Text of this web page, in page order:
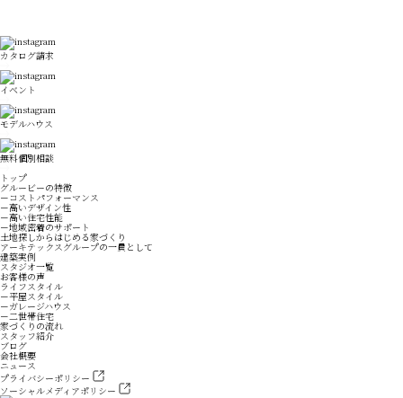
カタログ請求
イベント
モデルハウス
無料個別相談
トップ
グルービーの特徴
－コストパフォーマンス
－高いデザイン性
－高い住宅性能
－地域密着のサポート
土地探しからはじめる家づくり
アーキテックスグループの一員として
建築実例
スタジオ一覧
お客様の声
ライフスタイル
－平屋スタイル
－ガレージハウス
－二世帯住宅
家づくりの流れ
スタッフ紹介
ブログ
会社概要
ニュース
プライバシーポリシー
ソーシャルメディアポリシー